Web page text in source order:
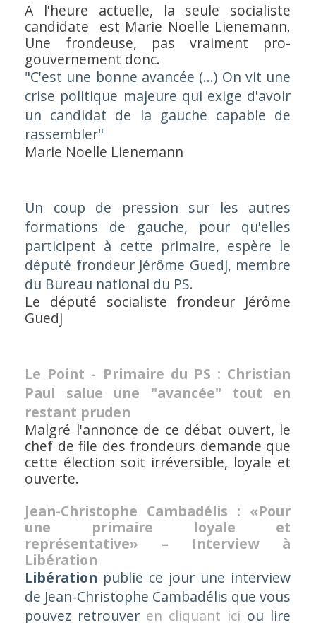
A l'heure actuelle, la seule socialiste
candidate est Marie Noelle Lienemann.
Une frondeuse, pas vraiment pro-
gouvernement donc.
"C'est une bonne avancée (...) On vit une
crise politique majeure qui exige d'avoir
un candidat de la gauche capable de
rassembler"
Marie Noelle Lienemann
Un coup de pression sur les autres
formations de gauche, pour qu'elles
participent à cette primaire, espère le
député frondeur Jérôme Guedj, membre
du Bureau national du PS.
Le député socialiste frondeur Jérôme
Guedj
Le Point - Primaire du PS : Christian
Paul salue une "avancée" tout en
restant pruden
Malgré l'annonce de ce débat ouvert, le
chef de file des frondeurs demande que
cette élection soit irréversible, loyale et
ouverte.
Jean-Christophe Cambadélis : «Pour
une primaire loyale et
représentative» – Interview à
Libération
Libération publie ce jour une interview
de Jean-Christophe Cambadélis que vous
pouvez retrouver en cliquant ici ou lire